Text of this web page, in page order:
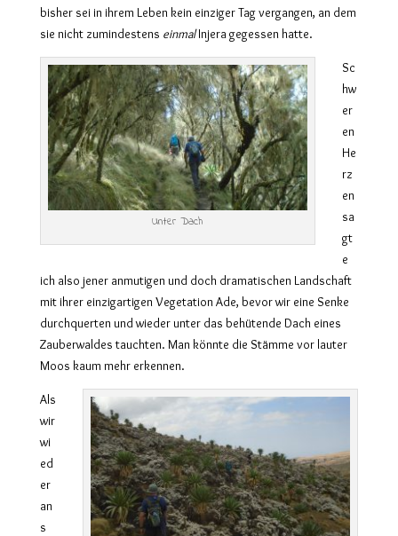
bisher sei in ihrem Leben kein einziger Tag vergangen, an dem
sie nicht zumindestens einmalInjera gegessen hatte.
Unter Dach
Sc
hw
er
en
He
rz
en
sa
gt
e
ich also jener anmutigen und doch dramatischen Landschaft
mit ihrer einzigartigen Vegetation Ade, bevor wir eine Senke
durchquerten und wieder unter das behütende Dach eines
Zauberwaldes tauchten. Man könnte die Stämme vor lauter
Moos kaum mehr erkennen.
Als
wir
wi
ed
er
an
s